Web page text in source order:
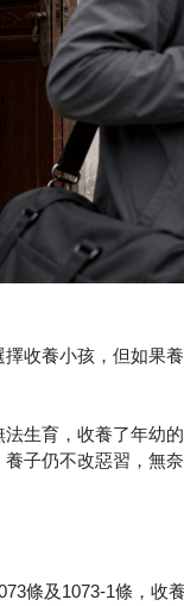
收養小孩，但如果
生育，收養了年幼
子仍不改惡習，無
條及1073-1條，收